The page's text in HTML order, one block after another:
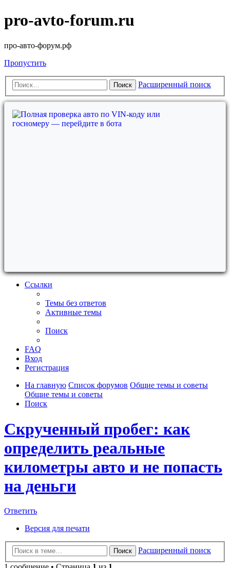
pro-avto-forum.ru
про-авто-форум.рф
Пропустить
Поиск Расширенный поиск
Ссылки
Темы без ответов
Активные темы
Поиск
FAQ
Вход
Регистрация
На главную Список форумов Общие темы и советы
Общие темы и советы
Поиск
Скрученный пробег: как
определить реальные
километры авто и не попасть
на деньги
Ответить
Версия для печати
Поиск
Расширенный поиск